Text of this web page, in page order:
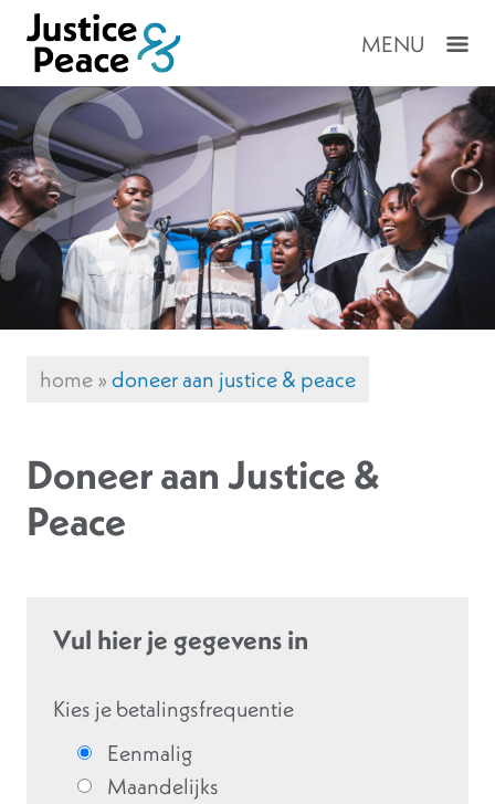
MENU
home»doneer aan justice & peace
Doneer aan Justice &
Peace
Vul hier je gegevens in
Kies je betalingsfrequentie
Eenmalig
Maandelijks